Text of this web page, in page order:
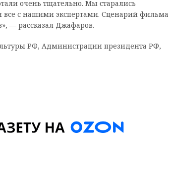
очень тщательно. Мы старались
все с нашими экспертами. Сценарий фильма
— рассказал Джафаров.
РФ, Администрации президента РФ,